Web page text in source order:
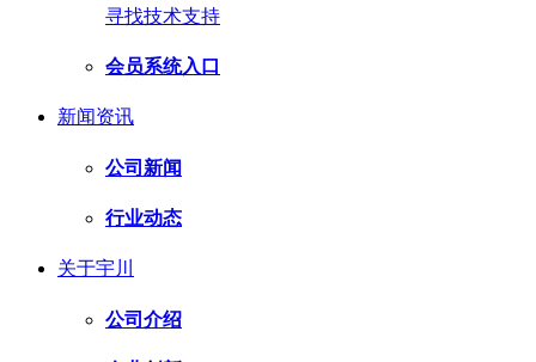
寻找技术支持
会员系统入口
新闻资讯
公司新闻
行业动态
关于宇川
公司介绍